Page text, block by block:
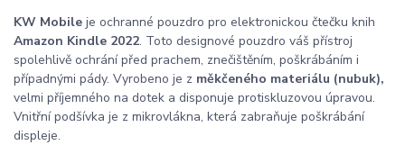
KW Mobile je ochranné pouzdro pro elektronickou čtečku knih
Amazon Kindle 2022. Toto designové pouzdro váš přístroj
spolehlivě ochrání před prachem, znečištěním, poškrábáním i
případnými pády. Vyrobeno je z měkčeného materiálu (nubuk),
velmi příjemného na dotek a disponuje protiskluzovou úpravou.
Vnitřní podšívka je z mikrovlákna, která zabraňuje poškrábání
displeje.